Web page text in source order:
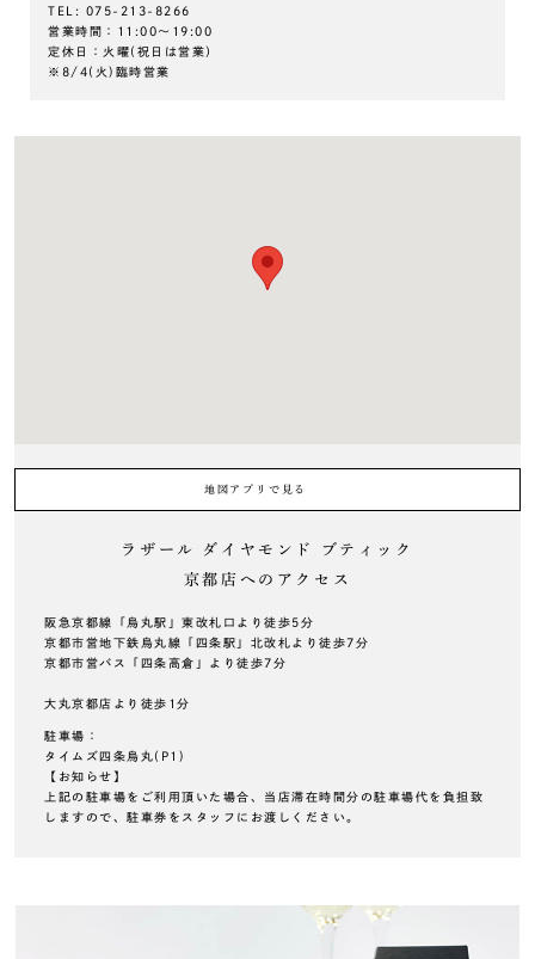
TEL: 075-213-8266
営業時間：11:00～19:00
定休日：火曜(祝日は営業）
※8/4(火)臨時営業
地図アプリで見る
ラザール ダイヤモンド ブティック
京都店へのアクセス
阪急京都線「烏丸駅」東改札口より徒歩5分
京都市営地下鉄烏丸線「四条駅」北改札より徒歩7分
京都市営バス「四条高倉」より徒歩7分
大丸京都店より徒歩1分
駐車場：
タイムズ四条烏丸(P1)
【お知らせ】
上記の駐車場をご利用頂いた場合、当店滞在時間分の駐車場代を負担致
しますので、駐車券をスタッフにお渡しください。